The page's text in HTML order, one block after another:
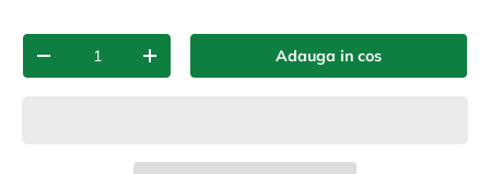
Cant.
-
+ Adauga in cos